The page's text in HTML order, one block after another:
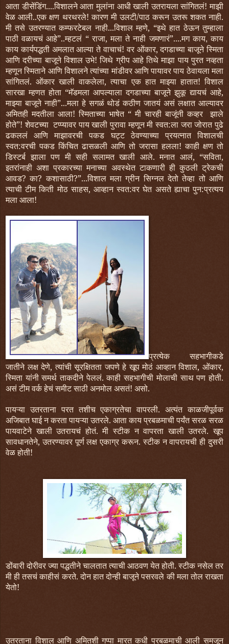
आता डीसेंडिंग....विशालने आता मुलांना आधी खाली उतरायला सांगितलं! माझी
वेळ आली..एक क्षण थरथरले! कारण मी उलटी/पाठ करून उतरू शकत नाही.
मी तसे उतरण्यात कम्फरटेबल नाही...विशाल म्हणे, “इथे हात ठेऊन तुम्हाला
पाठी वळायचं आहे”..म्हटलं “ राजा, मला ते नाही जमणारं”....मग काय, काय
काय कार्यपद्धती अमलात आल्या ते वाचाचं! वर ओंकार, दगडाच्या बाजूने स्मिता
आणि दरीच्या बाजूने विशाल उभे! जिथे ग्रीप आहे तिथे माझा पाय पुरत नव्हता
म्हणून स्मिताने आणि विशालने त्यांच्या मांडीवर आणि पायावर पाय ठेवायला मला
सांगितलं. ओंकार खाली वाकलेला, त्याचा एक हात माझ्या हातात! विशाल
सारखा म्हणत होता “मॅडमला आपल्याला दगडाच्या बाजूने झुकू द्यायचं आहे,
माझ्या बाजूने नाही”...मला हे सगळं थोडं कठीण जातयं असं लक्षात आल्यावर
अमितही मदतीला आला! स्मिताच्या भाषेत “ मी चारही बाजूंनी कव्हर झाले
होते”! शेवटच्या टप्प्यावर पाय खाली पुरावा म्हणून मी स्वत:ला जरा जोरात पुढे
ढकललं आणि माझावरची पकड घट्ट ठेवण्याच्या प्रयत्नात विशालची
स्वत:वरची पकड किंचित ढासळली आणि तो जरासा हलला! काही क्षण तो
डिस्टर्ब झाला पण मी सही सलामत खाली आले. मनात आलं, “सविता,
इतरांनाही अशा प्रकारच्या मनाच्या अवस्थेत टाकणारी ही कुठली ट्रेकची
आवड? का? कशासाठी?”...विशाल मला ग्रीन सिग्नल देतो तेव्हा तो आणि
त्याची टीम किती मोठ साहस, आव्हान स्वत:वर घेत असते ह्याचा पुन:प्रत्यय
मला आला!
प्रत्येक सहभागीकडे
जातीने लक्ष देणे, त्यांची सूरक्षितता जपणे हे खूप मोठं आव्हान विशाल, ओंकार,
स्मिता यांनी समर्थ ताकदीने पेललं. काही सहभागीची मोलाची साथ पण होती.
असं टीम वर्क हेचं समीट साठी अनमोल असतं! असो.
पायऱ्या उतरताना परत तशीच एकाग्रतेचा वापरली. अत्यंत काळजीपूर्वक
अजिबात घाई न करता पायऱ्या उतरले. आता काय प्रबळमाची पर्यंत सरळ सरळ
पायवाटेने खाली उतरायचं होतं. मी स्टीक न वापरता खाली उतरले. खूप
सावधानतेने, उतरण्यावर पूर्ण लक्ष एकाग्र करून. स्टीक न वापरायची ही दुसरी
वेळ होती!
डोंबारी दोरीवर ज्या पद्धतीने चालतात त्याची आठवण येत होती. स्टीक नसेल तर
मी ही तसचं काहीसं करते. दोन हात दोन्ही बाजूने पसरवले की मला तोल राखता
येतो!
उतरताना विशाल आणि अमितशी गप्पा मारत कधी प्रबळमाची आली समजून